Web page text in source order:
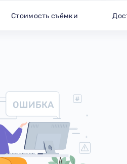
Стоимость съёмки
ОШИБКА